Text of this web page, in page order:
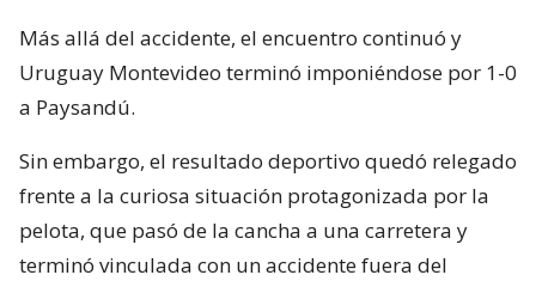
Más allá del accidente, el encuentro continuó y
Uruguay Montevideo terminó imponiéndose por 1-0
a Paysandú.
Sin embargo, el resultado deportivo quedó relegado
frente a la curiosa situación protagonizada por la
pelota, que pasó de la cancha a una carretera y
terminó vinculada con un accidente fuera del